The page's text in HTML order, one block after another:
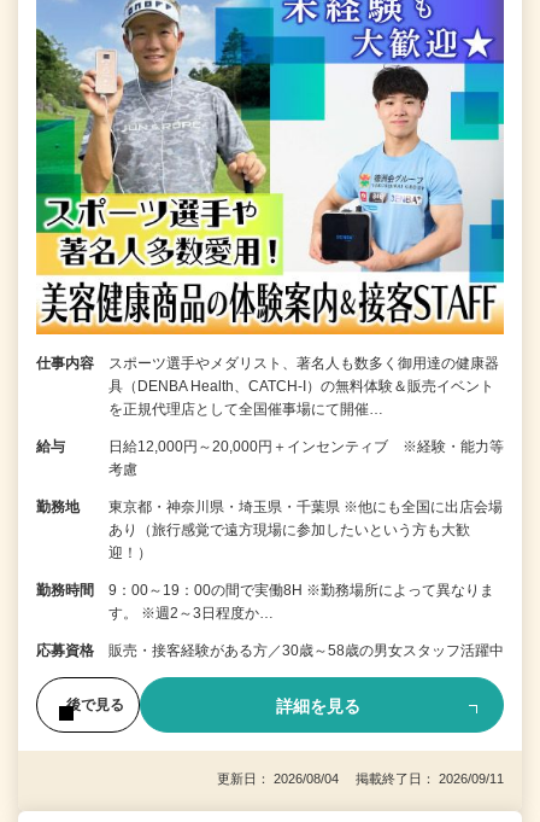
仕事内容
スポーツ選手やメダリスト、著名人も数多く御用達の健康器
具（DENBA Health、CATCH-I）の無料体験＆販売イベント
を正規代理店として全国催事場にて開催…
給与
日給12,000円～20,000円＋インセンティブ ※経験・能力等
考慮
勤務地
東京都・神奈川県・埼玉県・千葉県 ※他にも全国に出店会場
あり（旅行感覚で遠方現場に参加したいという方も大歓
迎！）
勤務時間
9：00～19：00の間で実働8H ※勤務場所によって異なりま
す。 ※週2～3日程度か…
応募資格 販売・接客経験がある方／30歳～58歳の男女スタッフ活躍中
後で見る 詳細を見る
更新日： 2026/08/04 掲載終了日： 2026/09/11